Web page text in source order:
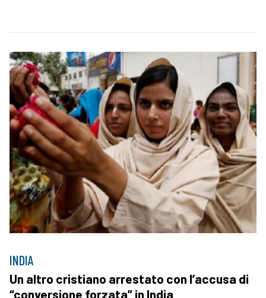
INDIA
Un altro cristiano arrestato con l’accusa di
“conversione forzata” in India